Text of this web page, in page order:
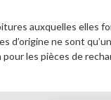
auxquelles elles
ne sont
les pièces de